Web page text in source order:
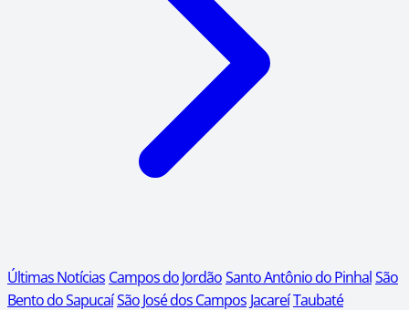
Últimas Notícias Campos do JordãoSanto Antônio do PinhalSão
Bento do SapucaíSão José dos Campos JacareíTaubaté